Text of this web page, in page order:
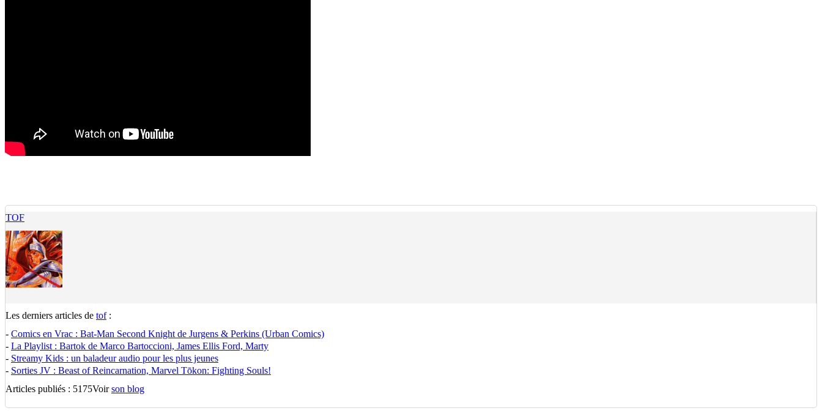
TOF
Les derniers articles de tof:
- Comics en Vrac : Bat-Man Second Knight de Jurgens & Perkins (Urban Comics)
- La Playlist : Bartok de Marco Bartoccioni, James Ellis Ford, Marty
- Streamy Kids : un baladeur audio pour les plus jeunes
- Sorties JV : Beast of Reincarnation, Marvel Tōkon: Fighting Souls!
Articles publiés : 5175Voirson blog